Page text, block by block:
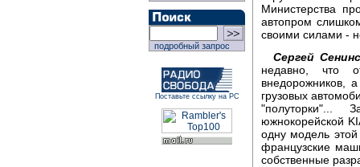
подробный запрос
Поставьте ссылку на РС
Министерства
автопром
своими силами -
Сергей
недавно, что
внедорожников,
грузовых
"полуторки"...
южнокорейской
одну модель
французские
собственные